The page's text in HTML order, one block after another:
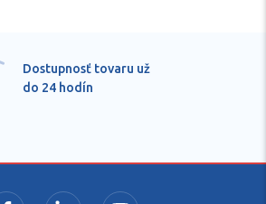
Dostupnosť tovaru už
do 24 hodín